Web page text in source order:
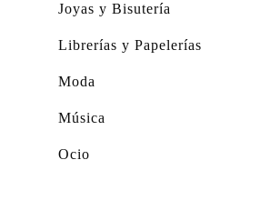
Joyas y Bisutería
Librerías y Papelerías
Moda
Música
Ocio